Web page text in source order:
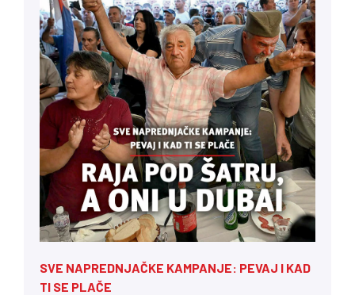
SVE NAPREDNJAČKE KAMPANJE: PEVAJ I KAD
TI SE PLAČE